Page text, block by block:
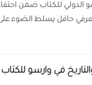
الدولي للكتاب ضمن
حافل يسلط الضوء
والتاريخ في وارسو للكتاب
الألعاب الشعبية في «الوثبة
للرطب».. ذاكرة المجتمع